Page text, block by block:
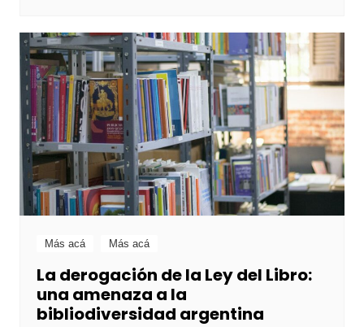
Más acá Más acá
La derogación de la Ley del Libro:
una amenaza a la
bibliodiversidad argentina